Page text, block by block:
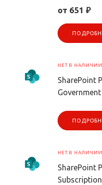
от 651 ₽
НЕТ В НАЛИЧИИ
SharePoint
Government
НЕТ В НАЛИЧИИ
SharePoint